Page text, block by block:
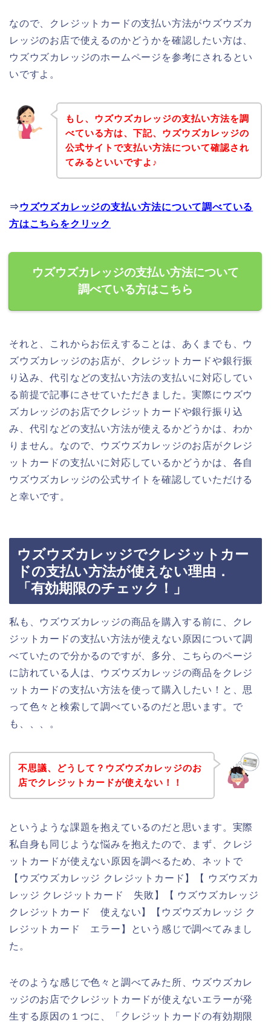
なので、クレジットカードの支払い方法がウズウズカ
レッジのお店で使えるのかどうかを確認したい方は、
ウズウズカレッジのホームページを参考にされるとい
いですよ。
もし、ウズウズカレッジの支払い方法を調
べている方は、下記、ウズウズカレッジの
公式サイトで支払い方法について確認され
てみるといいですよ♪
⇒ ウズウズカレッジの支払い方法について調べている
方はこちらをクリック
ウズウズカレッジの支払い方法について
調べている方はこちら
それと、これからお伝えすることは、あくまでも、ウ
ズウズカレッジのお店が、クレジットカードや銀行振
り込み、代引などの支払い方法の支払いに対応してい
る前提で記事にさせていただきました。実際にウズウ
ズカレッジのお店でクレジットカードや銀行振り込
み、代引などの支払い方法が使えるかどうかは、わか
りません。なので、ウズウズカレッジのお店がクレジ
ットカードの支払いに対応しているかどうかは、各自
ウズウズカレッジの公式サイトを確認していただける
と幸いです。
ウズウズカレッジでクレジットカー
ドの支払い方法が使えない理由．
「有効期限のチェック！」
私も、ウズウズカレッジの商品を購入する前に、クレ
ジットカードの支払い方法が使えない原因について調
べていたので分かるのですが、多分、こちらのページ
に訪れている人は、ウズウズカレッジの商品をクレジ
ットカードの支払い方法を使って購入したい！と、思
って色々と検索して調べているのだと思います。で
も、、、。
不思議、どうして？ウズウズカレッジのお
店でクレジットカードが使えない！！
というような課題を抱えているのだと思います。実際
私自身も同じような悩みを抱えたので、まず、クレジ
ットカードが使えない原因を調べるため、ネットで
【ウズウズカレッジ クレジットカード】【 ウズウズカ
レッジ クレジットカード 失敗】【 ウズウズカレッジ
クレジットカード 使えない】【ウズウズカレッジ ク
レジットカード エラー】という感じで調べてみまし
た。
そのような感じで色々と調べてみた所、ウズウズカレ
ッジのお店でクレジットカードが使えないエラーが発
生する原因の１つに、「クレジットカードの有効期限